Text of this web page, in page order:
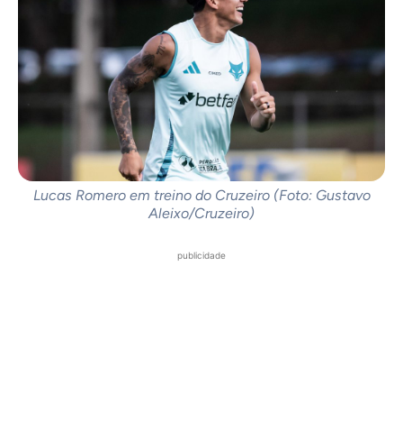
Lucas Romero em treino do Cruzeiro (Foto: Gustavo
Aleixo/Cruzeiro)
publicidade